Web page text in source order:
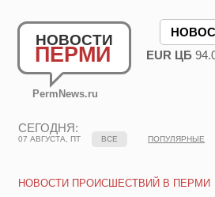
НОВОСТИ
ПЕРМИ
PermNews.ru
EUR ЦБ
СЕГОДНЯ:
07 АВГУСТА, ПТ ВСЕ ПОПУЛЯРНЫЕ
НОВОСТИ ПРОИСШЕСТВИЙ В ПЕРМИ